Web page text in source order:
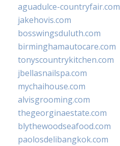
aguadulce-countryfair.com
jakehovis.com
bosswingsduluth.com
birminghamautocare.com
tonyscountrykitchen.com
jbellasnailspa.com
mychaihouse.com
alvisgrooming.com
thegeorginaestate.com
blythewoodseafood.com
paolosdelibangkok.com